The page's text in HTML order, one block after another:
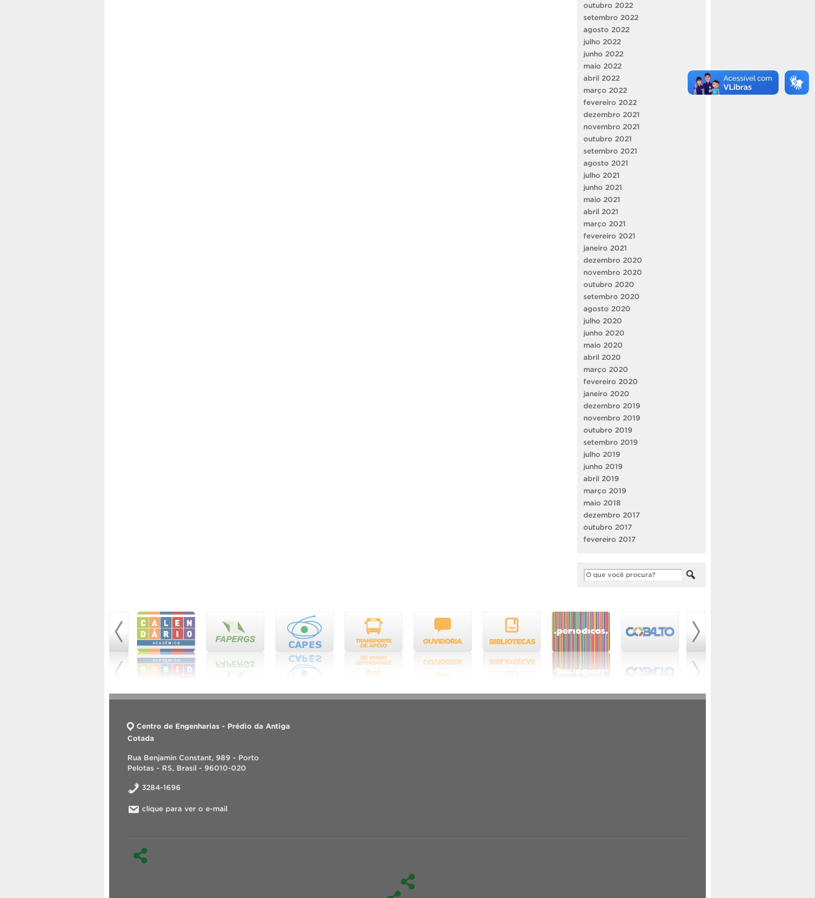
outubro 2022
setembro 2022
agosto 2022
julho 2022
junho 2022
maio 2022
abril 2022
março 2022
fevereiro 2022
dezembro 2021
novembro 2021
outubro 2021
setembro 2021
agosto 2021
julho 2021
junho 2021
maio 2021
abril 2021
março 2021
fevereiro 2021
janeiro 2021
dezembro 2020
novembro 2020
outubro 2020
setembro 2020
agosto 2020
julho 2020
junho 2020
maio 2020
abril 2020
março 2020
fevereiro 2020
janeiro 2020
dezembro 2019
novembro 2019
outubro 2019
setembro 2019
julho 2019
junho 2019
abril 2019
março 2019
maio 2018
dezembro 2017
outubro 2017
fevereiro 2017
Centro de Engenharias - Prédio da Antiga
Cotada
Rua Benjamin Constant, 989 - Porto
Pelotas - RS, Brasil - 96010-020
3284-1696
clique para ver o e-mail